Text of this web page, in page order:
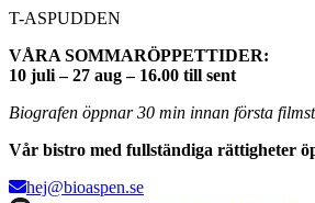
T-ASPUDDEN
VÅRA SOMMARÖPPETTIDER:
10 juli – 27 aug – 16.00 till sent
Biografen öppnar 30 min innan första
Vår bistro med fullständiga rättigheter
hej@bioaspen.se